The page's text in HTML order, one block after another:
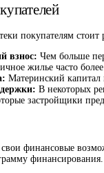
покупателям
взнос: Чем больше
жилье часто
Материнский капитал
В некоторых
застройщики
финансовые
финансирования.